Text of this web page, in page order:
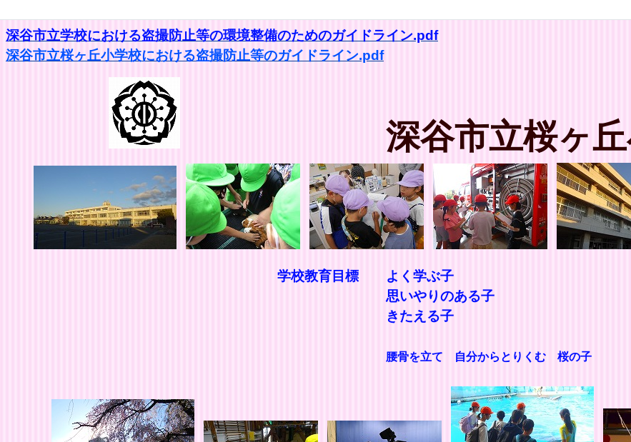
深谷市立学校における盗撮防止等の環境整備のためのガイドライン.pdf
深谷市立桜ヶ丘小学校における盗撮防止等のガイドライン.pdf
深谷市立桜ヶ
学校教育目標 よく学ぶ子
思いやりのある子
きたえる子
腰骨を立て 自分からとりくむ 桜の子